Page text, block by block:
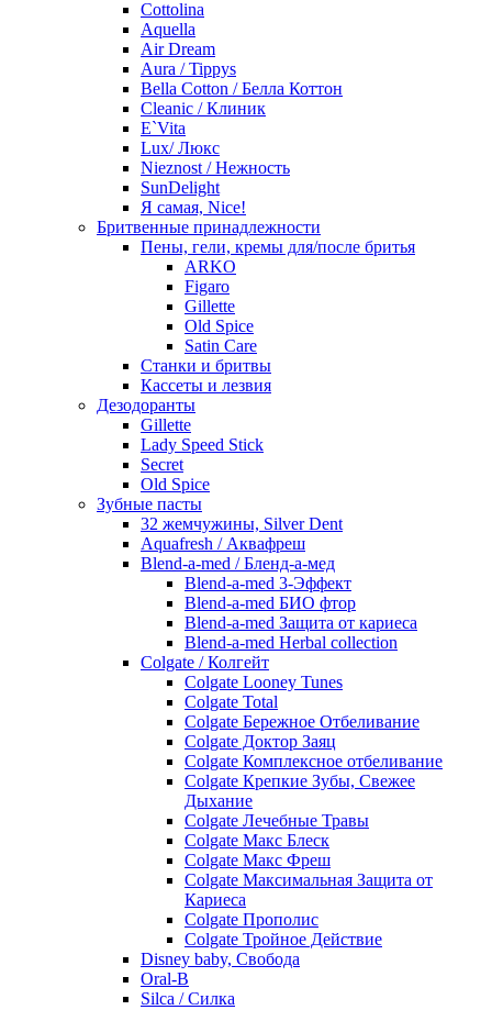
Cottolina
Aquella
Air Dream
Aura / Tippys
Bella Cotton / Белла Коттон
Cleanic / Клиник
E`Vita
Lux/ Люкс
Nieznost / Нежность
SunDelight
Я самая, Nice!
Бритвенные принадлежности
Пены, гели, кремы для/после бритья
ARKO
Figaro
Gillette
Old Spice
Satin Care
Станки и бритвы
Кассеты и лезвия
Дезодоранты
Gillette
Lady Speed Stick
Secret
Old Spice
Зубные пасты
32 жемчужины, Silver Dent
Aquafresh / Аквафреш
Blend-a-med / Бленд-а-мед
Blend-a-med 3-Эффект
Blend-a-med БИО фтор
Blend-a-med Защита от кариеса
Blend-a-med Herbal collection
Colgate / Колгейт
Colgate Looney Tunes
Colgate Total
Colgate Бережное Отбеливание
Colgate Доктор Заяц
Colgate Комплексное отбеливание
Colgate Крепкие Зубы, Свежее
Дыхание
Colgate Лечебные Травы
Colgate Макс Блеск
Colgate Макс Фреш
Colgate Максимальная Защита от
Кариеса
Colgate Прополис
Colgate Тройное Действие
Disney baby, Свобода
Oral-B
Silca / Силка